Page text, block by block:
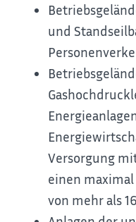
und
Versorgung
einen
von mehr als